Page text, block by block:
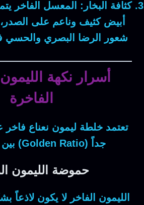
كثافة البخار: المعسل الفاخر
أبيض كثيف وناعم على
شعور الرضا البصري والحسي
أسرار نكهة الليمون
الفاخرة
تعتمد خلطة ليمون نعناع فاخر
جداً (Golden Ratio) بين المكونات:
حموضة الليمون
الليمون الفاخر لا يكون لاذعاً